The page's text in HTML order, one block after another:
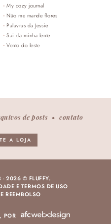
My cozy journal
Não me mande flores
Palavras da Jessie
Sai da minha lente
Vento do leste
de posts contato
A LOJA
-2026 © FLUFFY.
E TERMOS DE USO
REEMBOLSO
POR